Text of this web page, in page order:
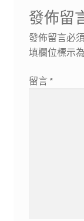
發佈留
發佈留言必
填欄位標示為
留言 *